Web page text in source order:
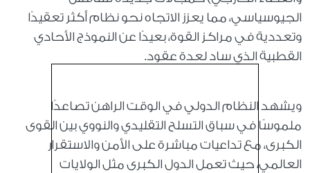
الجيوسياسي، مما يعزز الاتجاه نحو نظام أكثر تعقيدًا
وتعددية في مراكز القوة، بعيدًا عن النموذج الأحادي
القطبية الذي ساد لعدة عقود.
ويشهد النظام الدولي في الوقت الراهن تصاعدًا
ملموسًا في سباق التسلح التقليدي والنووي بين القوى
الكبرى، مع تداعيات مباشرة على الأمن والاستقرار
العالمي، حيث تعمل الدول الكبرى مثل الولايات